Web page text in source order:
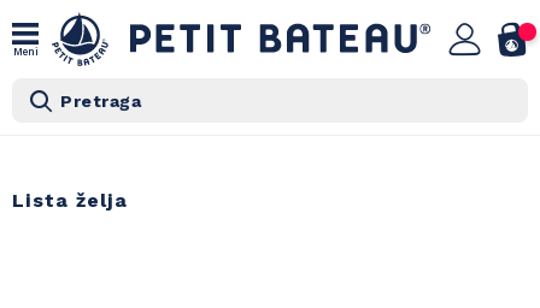
Meni
Pretraga
Lista želja